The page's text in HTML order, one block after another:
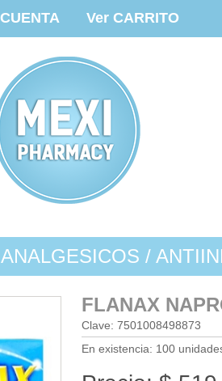
Ver CARRITO
/
FLANAX
Clave: 7501008498873
En existencia: 100